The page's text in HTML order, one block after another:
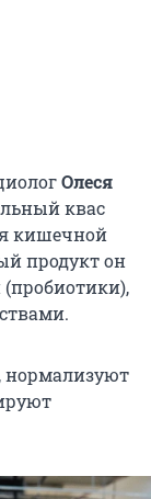
Олеся
квас
кишечной
продукт он
нормализуют